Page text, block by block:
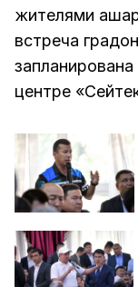
жителями
встреча
центре